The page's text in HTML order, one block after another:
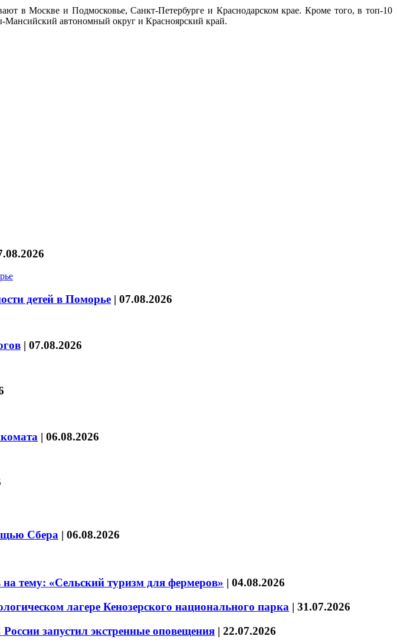
в Москве и Подмосковье, Санкт‑Петербурге и Краснодарском крае. Кроме того, в топ-10
Мансийский автономный округ и Красноярский край.
детей в Поморье | 07.08.2026
| 07.08.2026
| 06.08.2026
Сбера | 06.08.2026
тему: «Сельский туризм для фермеров» | 04.08.2026
лагере Кенозерского национального парка | 31.07.2026
запустил экстренные оповещения | 22.07.2026